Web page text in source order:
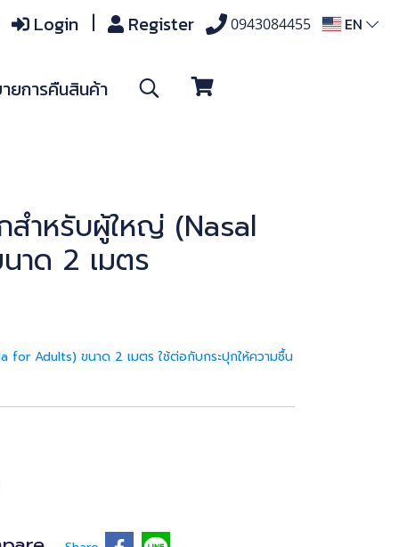
Login Register 0943084455 EN
ยการคืนสินค้า
สำหรับผู้ใหญ่ (Nasal
าด 2 เมตร
for Adults) ขนาด 2 เมตร ใช้ต่อกับกระปุกให้ความชื้น